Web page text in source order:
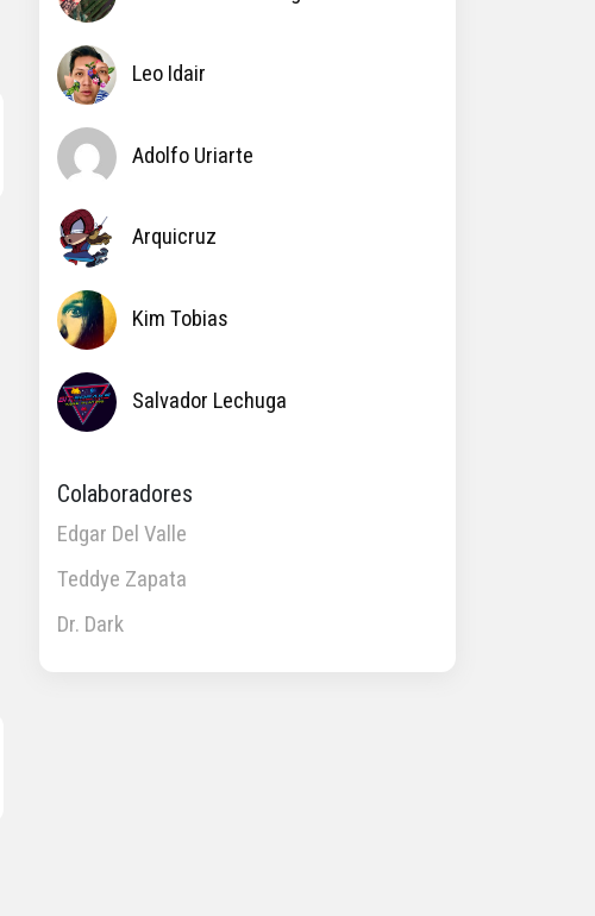
Leo Idair
Adolfo Uriarte
Arquicruz
Kim Tobias
Salvador Lechuga
Colaboradores
Edgar Del Valle
Teddye Zapata
Dr. Dark